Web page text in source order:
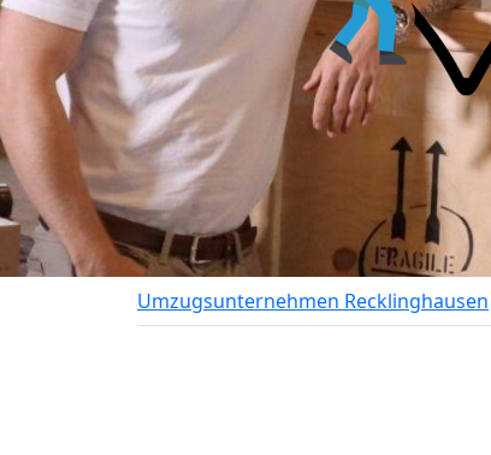
Umzugsunternehmen Recklinghausen